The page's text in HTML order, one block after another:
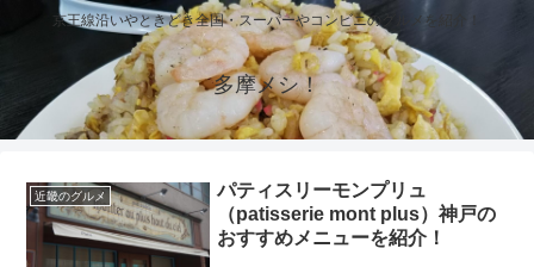
京王線沿いやときどき全国・スーパーやコンビニのグルメを紹介！
多摩メシ！
近畿のグルメ
パティスリーモンプリュ
（patisserie mont plus）神戸の
おすすめメニューを紹介！